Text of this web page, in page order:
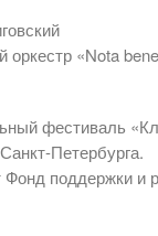
«Nota
фестиваль
Петербурга.
поддержки и